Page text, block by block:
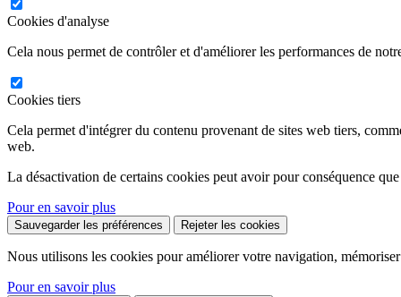
Cookies d'analyse
Cela nous permet de contrôler et d'améliorer les performances de
Cookies tiers
Cela permet d'intégrer du contenu provenant de sites web tiers,
web.
La désactivation de certains cookies peut avoir pour conséquence
Pour en savoir plus
Sauvegarder les préférences Rejeter les cookies
Nous utilisons les cookies pour améliorer votre navigation,
Pour en savoir plus